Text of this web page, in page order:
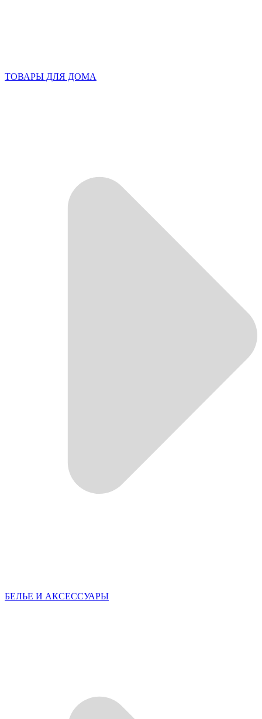
ТОВАРЫ ДЛЯ ДОМА
БЕЛЬЕ И АКСЕССУАРЫ